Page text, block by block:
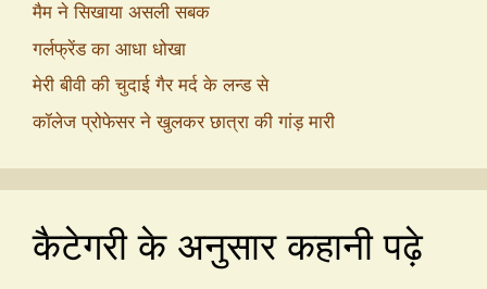
मैम ने सिखाया असली सबक
गर्लफ्रेंड का आधा धोखा
मेरी बीवी की चुदाई गैर मर्द के लन्ड से
कॉलेज प्रोफेसर ने खुलकर छात्रा की गांड़ मारी
कैटेगरी के अनुसार कहानी पढ़े